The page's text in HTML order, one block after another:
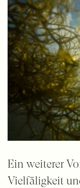
Ein weiterer
Vielfäligkeit